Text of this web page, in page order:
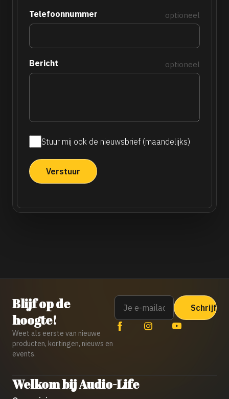
Telefoonnummer optioneel
Bericht optioneel
Maandelijkse
nieuwsbrief
Stuur mij ook de nieuwsbrief (maandelijks)
Blijf op de
hoogte!
Weet als eerste van nieuwe
producten, kortingen, nieuws en
events.
Email
Welkom bij Audio-Life